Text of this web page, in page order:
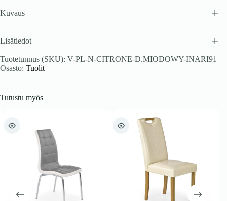
Kuvaus
Lisätiedot
Tuotetunnus (SKU): V-PL-N-CITRONE-D.MIODOWY-INARI91
Osasto: Tuolit
Tutustu myös